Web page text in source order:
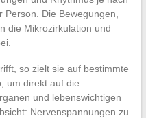
Die Bewegungen,
die Mikrozirkulation und
so zielt sie auf bestimmte
um direkt auf die
und lebenswichtigen
Nervenspannungen zu